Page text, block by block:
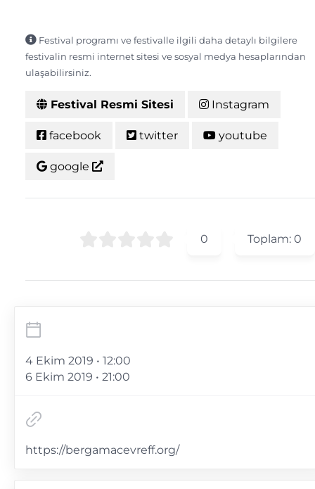
Festival programı ve festivalle ilgili daha detaylı bilgilere
festivalin resmi internet sitesi ve sosyal medya hesaplarından
ulaşabilirsiniz.
Festival Resmi Sitesi Instagram
facebook twitter youtube
google
0 Toplam: 0
4 Ekim 2019 • 12:00
6 Ekim 2019 • 21:00
https://bergamacevreff.org/